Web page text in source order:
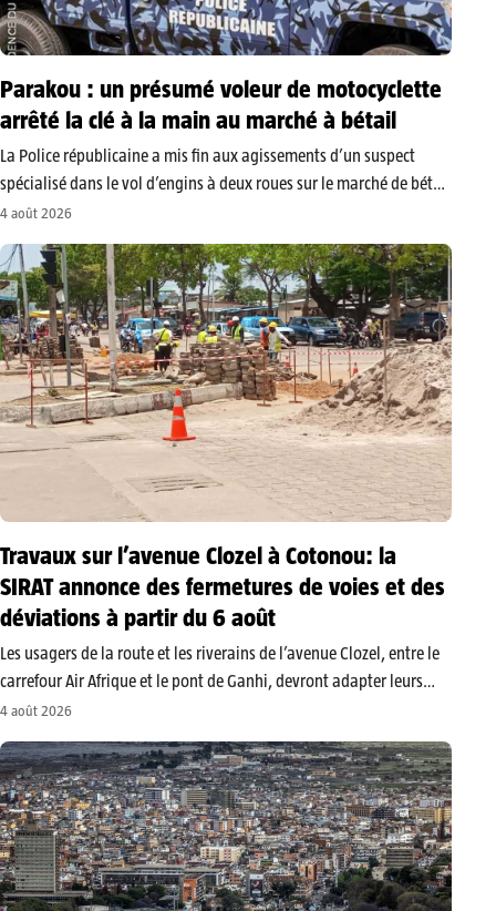
Parakou : un présumé voleur de motocyclette
arrêté la clé à la main au marché à bétail
​La Police républicaine a mis fin aux agissements d’un suspect
spécialisé dans le vol d’engins à deux roues sur le marché de bétail
. Venu spécialement de Parakou pour opérer le jour du marché,
4 août 2026
Travaux sur l’avenue Clozel à Cotonou: la
SIRAT annonce des fermetures de voies et des
déviations à partir du 6 août
​Les usagers de la route et les riverains de l’avenue Clozel, entre le
carrefour Air Afrique et le pont de Ganhi, devront adapter leurs
trajets dès le jeudi 6 août 2026. Dans un communiqué rendu
4 août 2026